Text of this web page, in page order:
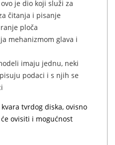
je dio koji služi za
čitanja i pisanje
ploča
mehanizmom glava i
imaju jednu, neki
podaci i s njih se
tvrdog diska, ovisno
ovisiti i mogućnost